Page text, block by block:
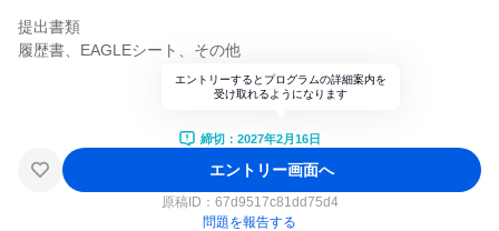
提出書類
履歴書、EAGLEシート、その他
エントリーするとプログラムの詳細案内を
受け取れるようになります
締切：2027年2月16日
エントリー画面へ
原稿ID： 67d9517c81dd75d4
問題を報告する